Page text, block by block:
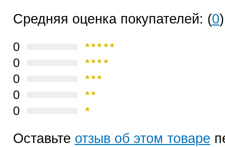
Средняя оценка покупателей: (0)
0
0
0
0
0
Оставьте отзыв об этом товаре